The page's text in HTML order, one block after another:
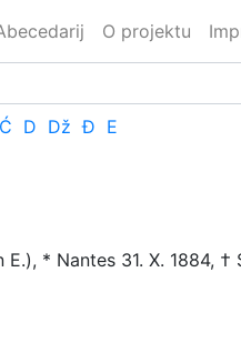
O projektu
Ć D Dž Đ E
* Nantes 31. X. 1884, †